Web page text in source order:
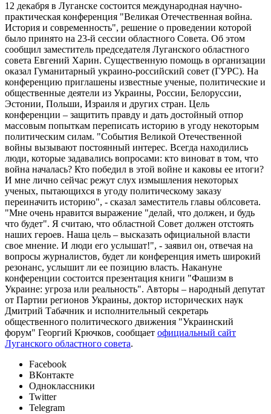
12 декабря в Луганске состоится международная научно-
практическая конференция "Великая Отечественная война.
История и современность", решение о проведении которой
было принято на 23-й сессии областного Совета. Об этом
сообщил заместитель председателя Луганского областного
совета Евгений Харин. Существенную помощь в организации
оказал Гуманитарный украино-российский совет (ГУРС). На
конференцию приглашены известные ученые, политические и
общественные деятели из Украины, России, Белоруссии,
Эстонии, Польши, Израиля и других стран. Цель
конференции – защитить правду и дать достойный отпор
массовым попыткам переписать историю в угоду некоторым
политическим силам. "События Великой Отечественной
войны вызывают постоянный интерес. Всегда находились
люди, которые задавались вопросами: кто виноват в том, что
война началась? Кто победил в этой войне и каковы ее итоги?
И мне лично сейчас режут слух измышления некоторых
ученых, пытающихся в угоду политическому заказу
переиначить историю", - сказал заместитель главы облсовета.
"Мне очень нравится выражение "делай, что должен, и будь
что будет". Я считаю, что областной Совет должен отстоять
наших героев. Наша цель – высказать официальной власти
свое мнение. И люди его услышат!", - заявил он, отвечая на
вопросы журналистов, будет ли конференция иметь широкий
резонанс, услышит ли ее позицию власть. Накануне
конференции состоится презентация книги "Фашизм в
Украине: угроза или реальность". Авторы – народный депутат
от Партии регионов Украины, доктор исторических наук
Дмитрий Табачник и исполнительный секретарь
общественного политического движения "Украинский
форум" Георгий Крючков, сообщает официальный сайт
Луганского областного совета.
Facebook
ВКонтакте
Одноклассники
Twitter
Telegram